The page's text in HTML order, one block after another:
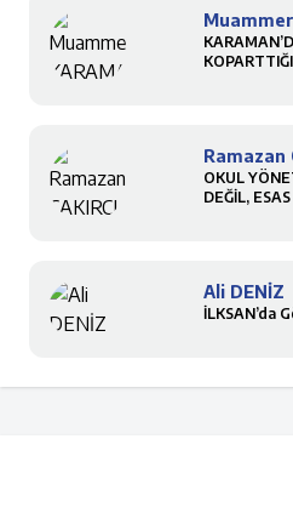
Muammer
Ramazan
OKUL
DEĞİL,
Ali DENİZ
İLKSAN’da